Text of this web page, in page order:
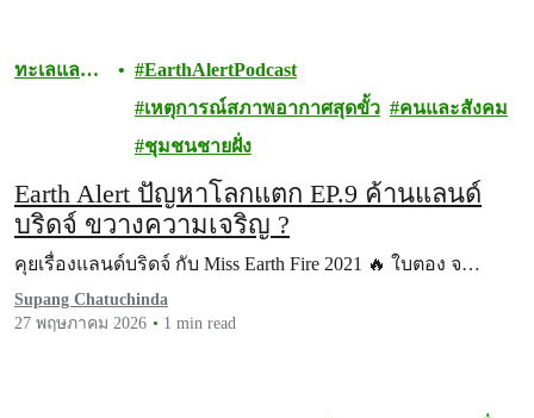
ทะเลและ
EarthAlertPodcast
เหตุการณ์สภาพอากาศสุดขั้ว
คนและสังคม
ชุมชนชายฝั่ง
Earth Alert ปัญหาโลกแตก EP.9 ค้านแลนด์
บริดจ์ ขวางความเจริญ ?
คุยเรื่องแลนด์บริดจ์ กับ Miss Earth Fire 2021 🔥 ใบตอง จ…
Supang Chatuchinda
27 พฤษภาคม 2026
1 min read